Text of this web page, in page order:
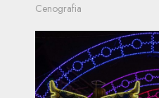
Cenografia